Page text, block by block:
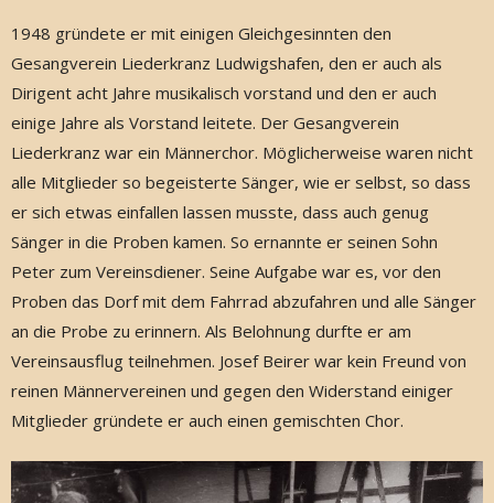
1948 gründete er mit einigen Gleichgesinnten den
Gesangverein Liederkranz Ludwigshafen, den er auch als
Dirigent acht Jahre musikalisch vorstand und den er auch
einige Jahre als Vorstand leitete. Der Gesangverein
Liederkranz war ein Männerchor. Möglicherweise waren nicht
alle Mitglieder so begeisterte Sänger, wie er selbst, so dass
er sich etwas einfallen lassen musste, dass auch genug
Sänger in die Proben kamen. So ernannte er seinen Sohn
Peter zum Vereinsdiener. Seine Aufgabe war es, vor den
Proben das Dorf mit dem Fahrrad abzufahren und alle Sänger
an die Probe zu erinnern. Als Belohnung durfte er am
Vereinsausflug teilnehmen. Josef Beirer war kein Freund von
reinen Männervereinen und gegen den Widerstand einiger
Mitglieder gründete er auch einen gemischten Chor.